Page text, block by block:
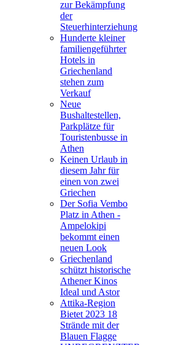
zur Bekämpfung
der
Steuerhinterziehung
Hunderte kleiner
familiengeführter
Hotels in
Griechenland
stehen zum
Verkauf
Neue
Bushaltestellen,
Parkplätze für
Touristenbusse in
Athen
Keinen Urlaub in
diesem Jahr für
einen von zwei
Griechen
Der Sofia Vembo
Platz in Athen -
Ampelokipi
bekommt einen
neuen Look
Griechenland
schützt historische
Athener Kinos
Ideal und Astor
Attika-Region
Bietet 2023 18
Strände mit der
Blauen Flagge